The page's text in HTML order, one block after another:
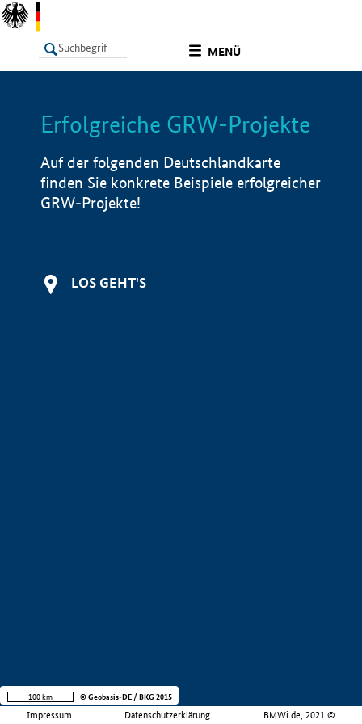
MENÜ
LISTE Info
Erfolgreiche GRW-Projekte
Auf der folgenden Deutschlandkarte
finden Sie konkrete Beispiele erfolgreicher
GRW-Projekte!
LOS GEHT'S
Impressum Datenschutzerklärung BMWi.de, 2021 ©
100 km © Geobasis-DE / BKG 2015